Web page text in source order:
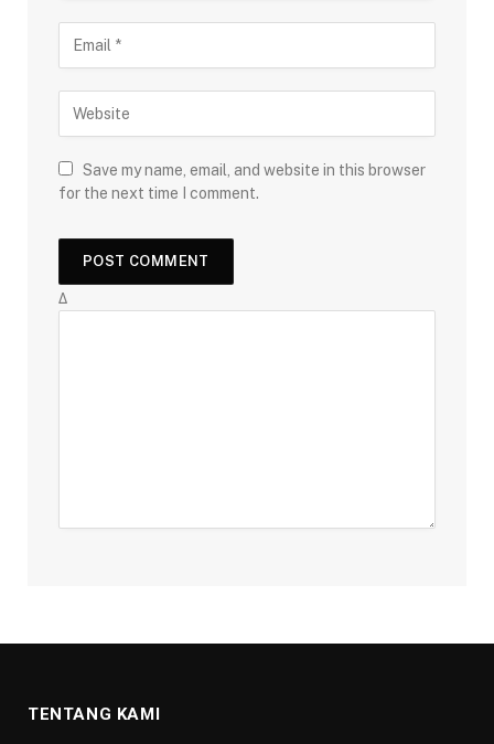
Save my name, email, and website in this browser
for the next time I comment.
Δ
TENTANG KAMI